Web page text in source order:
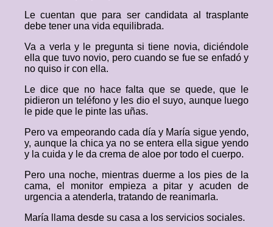
Le cuentan que para ser candidata al trasplante
debe tener una vida equilibrada.
Va a verla y le pregunta si tiene novia, diciéndole
ella que tuvo novio, pero cuando se fue se enfadó y
no quiso ir con ella.
Le dice que no hace falta que se quede, que le
pidieron un teléfono y les dio el suyo, aunque luego
le pide que le pinte las uñas.
Pero va empeorando cada día y María sigue yendo,
y, aunque la chica ya no se entera ella sigue yendo
y la cuida y le da crema de aloe por todo el cuerpo.
Pero una noche, mientras duerme a los pies de la
cama, el monitor empieza a pitar y acuden de
urgencia a atenderla, tratando de reanimarla.
María llama desde su casa a los servicios sociales.